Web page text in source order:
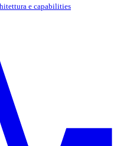
e capabilities